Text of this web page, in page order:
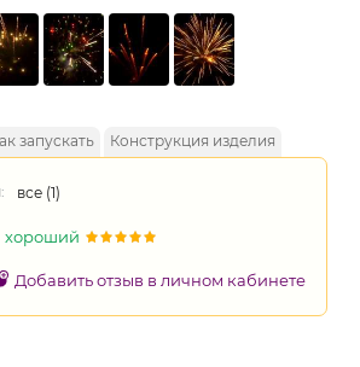
запускать Конструкция изделия
все (1)
хороший
Добавить отзыв в личном кабинете